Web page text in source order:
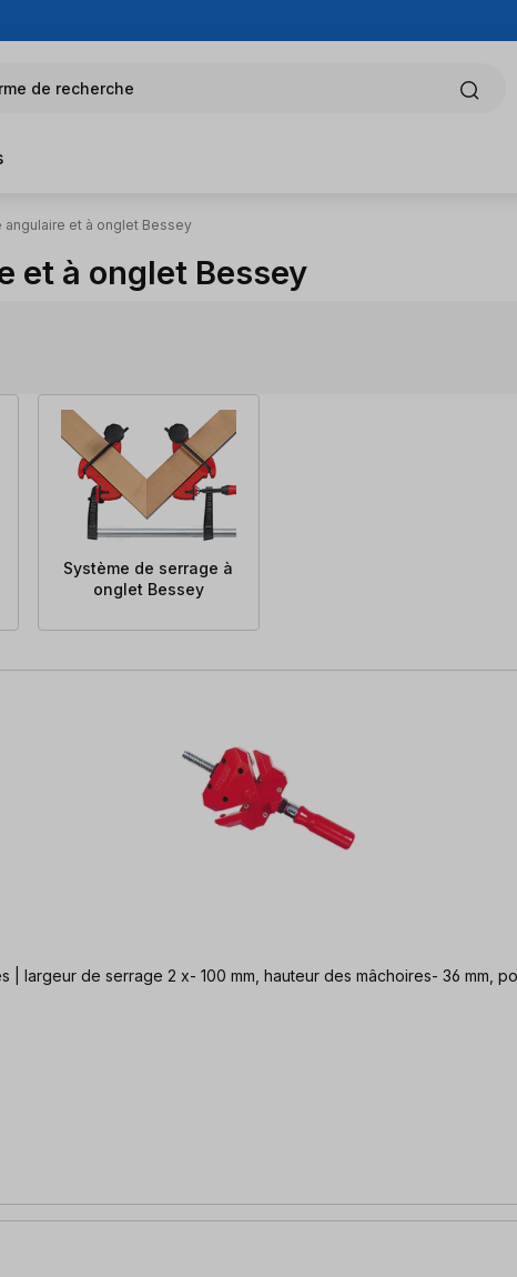
de recherche
angulaire et à onglet Bessey
et à onglet Bessey
Système de serrage à
onglet Bessey
sensibles | largeur de serrage 2 x- 100 mm, hauteur des mâchoires- 36 mm,